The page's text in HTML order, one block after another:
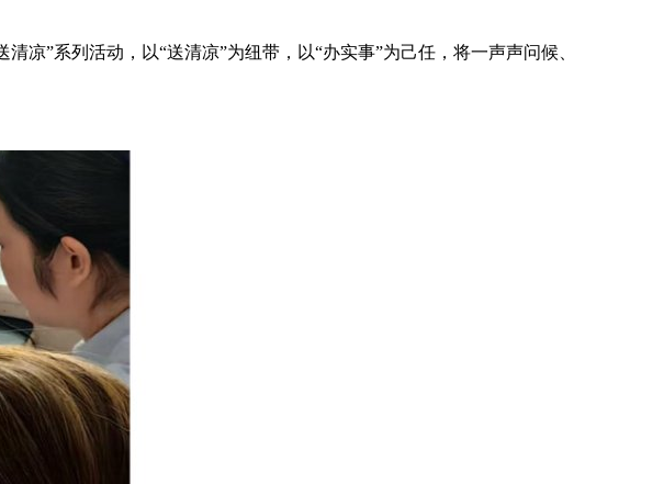
凉”系列活动，以“送清凉”为纽带，以“办实事”为己任，将一声声问候、